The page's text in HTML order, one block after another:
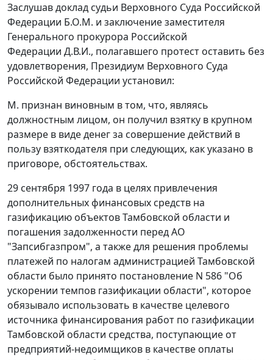
Заслушав доклад судьи Верховного Суда Российской
Федерации Б.О.М. и заключение заместителя
Генерального прокурора Российской
Федерации Д.В.И., полагавшего протест оставить без
удовлетворения, Президиум Верховного Суда
Российской Федерации установил:
М. признан виновным в том, что, являясь
должностным лицом, он получил взятку в крупном
размере в виде денег за совершение действий в
пользу взяткодателя при следующих, как указано в
приговоре, обстоятельствах.
29 сентября 1997 года в целях привлечения
дополнительных финансовых средств на
газификацию объектов Тамбовской области и
погашения задолженности перед АО
"Запсибгазпром", а также для решения проблемы
платежей по налогам администрацией Тамбовской
области было принято постановление N 586 "Об
ускорении темпов газификации области", которое
обязывало использовать в качестве целевого
источника финансирования работ по газификации
Тамбовской области средства, поступающие от
предприятий-недоимщиков в качестве оплаты